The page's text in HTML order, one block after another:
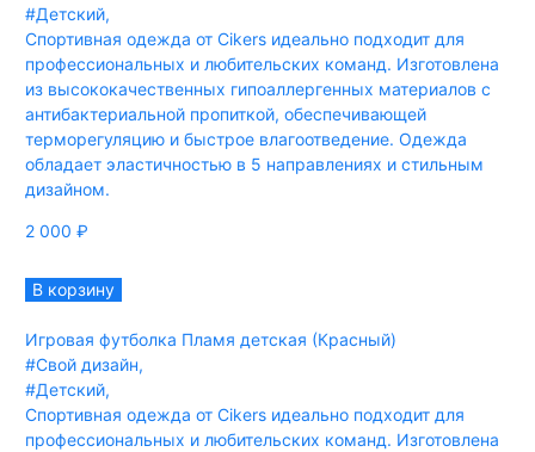
#Детский,
Спортивная одежда от Cikers идеально подходит для
профессиональных и любительских команд. Изготовлена
из высококачественных гипоаллергенных материалов с
антибактериальной пропиткой, обеспечивающей
терморегуляцию и быстрое влагоотведение. Одежда
обладает эластичностью в 5 направлениях и стильным
дизайном.
2 000 ₽
В корзину
Игровая футболка Пламя детская (Красный)
#Свой дизайн,
#Детский,
Спортивная одежда от Cikers идеально подходит для
профессиональных и любительских команд. Изготовлена